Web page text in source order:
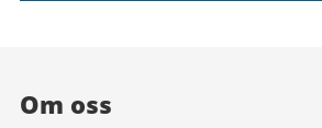
Om oss